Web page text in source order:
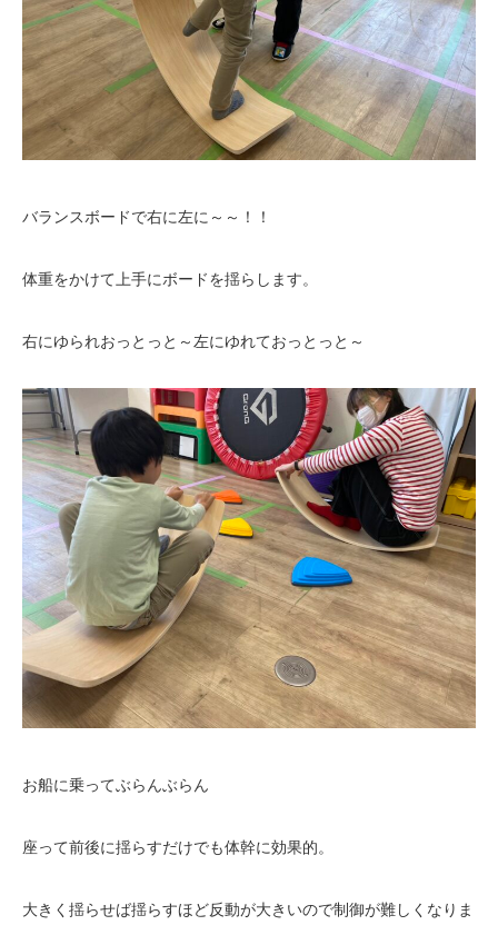
バランスボードで右に左に～～！！
体重をかけて上手にボードを揺らします。
右にゆられおっとっと～左にゆれておっとっと～
お船に乗ってぶらんぶらん
座って前後に揺らすだけでも体幹に効果的。
大きく揺らせば揺らすほど反動が大きいので制御が難しくなりま